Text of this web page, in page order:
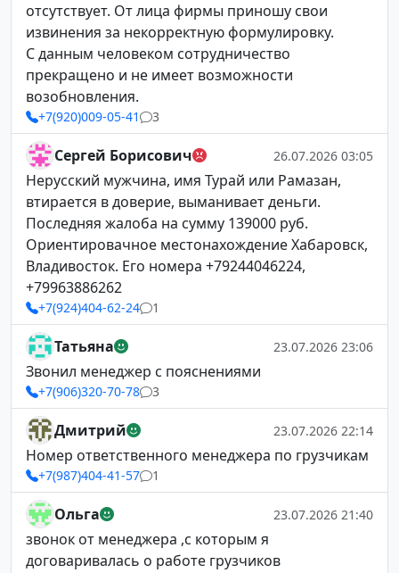
отсутствует. От лица фирмы приношу свои
извинения за некорректную формулировку.
С данным человеком сотрудничество
прекращено и не имеет возможности
возобновления.
+7(920)009-05-41 3
Сергей Борисович 26.07.2026 03:05
Нерусский мужчина, имя Турай или Рамазан,
втирается в доверие, выманивает деньги.
Последняя жалоба на сумму 139000 руб.
Ориентировачное местонахождение Хабаровск,
Владивосток. Его номера +79244046224,
+79963886262
+7(924)404-62-24 1
Татьяна 23.07.2026 23:06
Звонил менеджер с пояснениями
+7(906)320-70-78 3
Дмитрий 23.07.2026 22:14
Номер ответственного менеджера по грузчикам
+7(987)404-41-57 1
Ольга 23.07.2026 21:40
звонок от менеджера ,с которым я
договаривалась о работе грузчиков